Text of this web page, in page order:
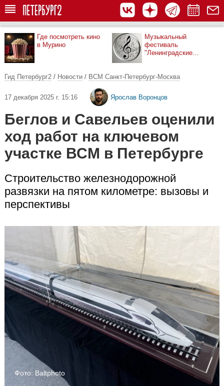
Где посмотреть кино
в Мурино
Музыкальный
фестиваль
"Ленинградские
Гид Петербург2 / Новости / ВСМ Санкт-Петербург-Москва
17 декабря 2025 г. 15:16 Ярослав Воронцов
Беглов и Савельев оценили
ход работ на ключевом
участке ВСМ в Петербурге
Строительство железнодорожной
развязки на пятом километре: вызовы и
перспективы
Фото: Baltphoto